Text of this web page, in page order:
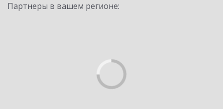
Партнеры в вашем регионе: